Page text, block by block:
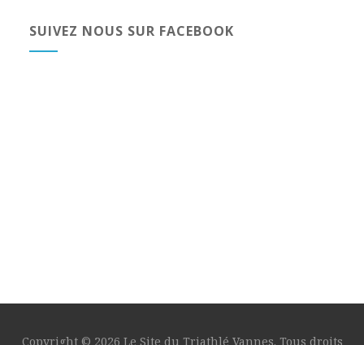
SUIVEZ NOUS SUR FACEBOOK
Copyright © 2026 Le Site du Triathlé Vannes. Tous droits